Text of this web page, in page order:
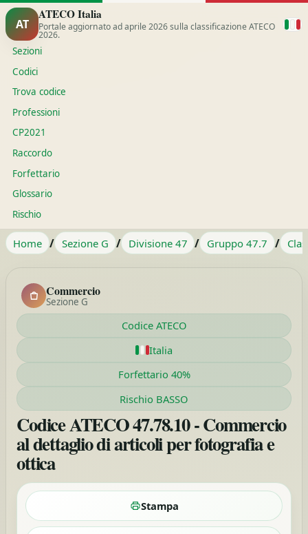
AT
ATECO Italia
Portale aggiornato ad aprile 2026 sulla classificazione ATECO
2026.
Sezioni
Codici
Trova codice
Professioni
CP2021
Raccordo
Forfettario
Glossario
Rischio
Home / Sezione G / Divisione 47 / Gruppo 47.7 /
Commercio
Sezione G
Codice ATECO
Italia
Forfettario 40%
Rischio BASSO
Codice ATECO 47.78.10 - Commercio
al dettaglio di articoli per fotografia e
ottica
Stampa